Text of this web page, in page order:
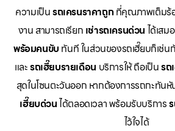
ความเป็นรถเครนราคาถูกที่คุณภาพเต็มร้อ
งาน สามารถเรียก เช่ารถเครนด่วน ได้เสม
พร้อมคนขับ ทันที ในส่วนของรถเฮี๊ยบก็เช่น
และรถเฮี๊ยบรายเดือน บริการให้ ถือเป็นรถ
สุดในโซนตะวันออก หากต้องการรถกะทันหั
เฮี๊ยบด่วนได้ตลอดเวลา พร้อมรับบริการ
ไว้ใจได้